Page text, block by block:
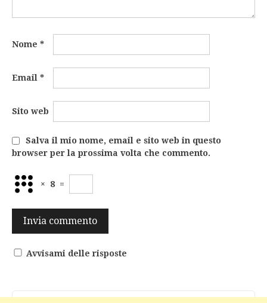
Nome *
Email *
Sito web
Salva il mio nome, email e sito web in questo
browser per la prossima volta che commento.
× 8 =
Avvisami delle risposte